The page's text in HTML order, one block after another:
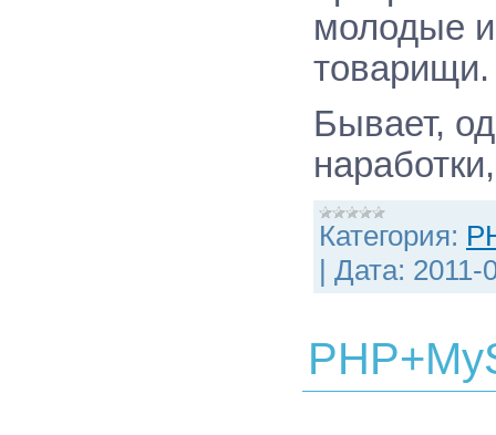
молодые и
товарищи.
Бывает,
Категория:
| Дата: 2011-